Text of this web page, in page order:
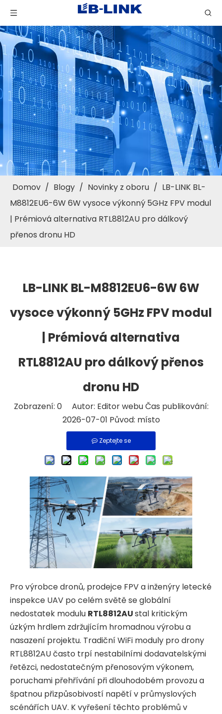
Domov / Blogy / Novinky z oboru / LB-LINK BL-
M8812EU6-6W 6W vysoce výkonný 5GHz FPV modul
| Prémiová alternativa RTL8812AU pro dálkový
přenos dronu HD
LB-LINK BL-M8812EU6-6W 6W
vysoce výkonný 5GHz FPV modul
| Prémiová alternativa
RTL8812AU pro dálkový přenos
dronu HD
Zobrazení: 0Autor: Editor webu Čas publikování:
2026-07-01 Původ: místo
Zeptejte se
Pro výrobce dronů, prodejce FPV a inženýry letecké
inspekce UAV po celém světě se globální
nedostatek modulu RTL8812AUstal kritickým
úzkým hrdlem zdržujícím hromadnou výrobu a
nasazení projektu. Tradiční WiFi moduly pro drony
RTL8812AU často trpí nestabilními dodavatelskými
řetězci, nedostatečným přenosovým výkonem,
poruchami přehřívání při dlouhodobém provozu a
špatnou přizpůsobivostí napětí v průmyslových
scénářích UAV. K vyřešení těchto problémů v